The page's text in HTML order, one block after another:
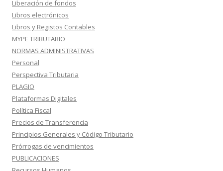
Liberación de fondos
Libros electrónicos
Libros y Registos Contables
MYPE TRIBUTARIO
NORMAS ADMINISTRATIVAS
Personal
Perspectiva Tributaria
PLAGIO
Plataformas Digitales
Política Fiscal
Precios de Transferencia
Principios Generales y Código Tributario
Prórrogas de vencimientos
PUBLICACIONES